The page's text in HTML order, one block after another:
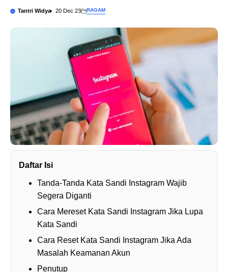
Tantri Widya 20 Dec 23 RAGAM
Daftar Isi
Tanda-Tanda Kata Sandi Instagram Wajib
Segera Diganti
Cara Mereset Kata Sandi Instagram Jika Lupa
Kata Sandi
Cara Reset Kata Sandi Instagram Jika Ada
Masalah Keamanan Akun
Penutup